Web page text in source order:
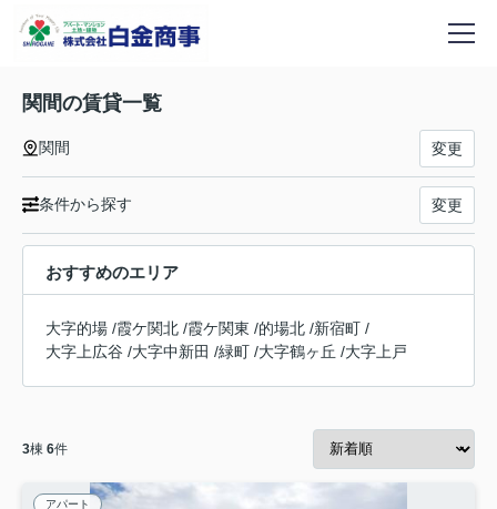
関間の賃貸一覧
関間 変更
条件から探す 変更
おすすめのエリア
大字的場 /霞ケ関北 /霞ケ関東 /的場北 /新宿町 /
大字上広谷 /大字中新田 /緑町 /大字鶴ヶ丘 /大字上戸
3棟 6件
アパート